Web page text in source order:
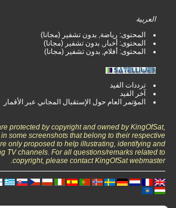
العربية
المحتوى: رياضة, بدون تشفير (مجانا)
المحتوى: أخبار, بدون تشفير (مجانا)
المحتوى: أفلام, بدون تشفير (مجانا)
ترددات الفيد
آخر الفيد
المؤتمر العام حول الإستقبال المجاني عبر الأقمار
protected by copyright and owned by KingOfSat,
some screenshots that belong to their respective
only proposed to help illustrating, identifying and
TV channels. For all questions/remarks related to
copyright, please contact KingOfSat webmaster.